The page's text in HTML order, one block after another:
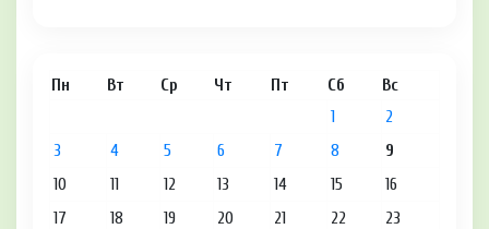
Пн Вт Ср Чт Пт Сб Вс
1
2
3
4 5 6 7 8
9
10
11 12 13 14 15
16
17
18 19 20 21 22
23